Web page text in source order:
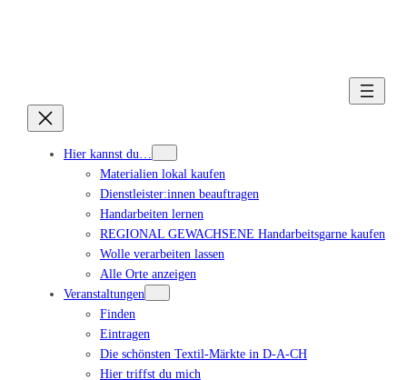
Hier kannst du…
Materialien lokal kaufen
Dienstleister:innen beauftragen
Handarbeiten lernen
REGIONAL GEWACHSENE Handarbeitsgarne kaufen
Wolle verarbeiten lassen
Alle Orte anzeigen
Veranstaltungen
Finden
Eintragen
Die schönsten Textil-Märkte in D-A-CH
Hier triffst du mich